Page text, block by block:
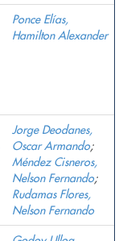
Ponce Elías,
Hamilton Alexander
Jorge Deodanes,
Oscar Armando;
Méndez Cisneros,
Nelson Fernando;
Rudamas Flores,
Nelson Fernando